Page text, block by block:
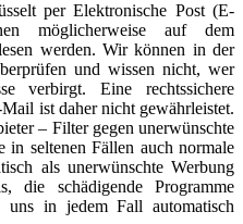
per Elektronische Post (E-
möglicherweise auf dem
werden. Wir können in der
und wissen nicht, wer
verbirgt. Eine rechtssichere
ist daher nicht gewährleistet.
– Filter gegen unerwünschte
seltenen Fällen auch normale
als unerwünschte Werbung
die schädigende Programme
uns in jedem Fall automatisch